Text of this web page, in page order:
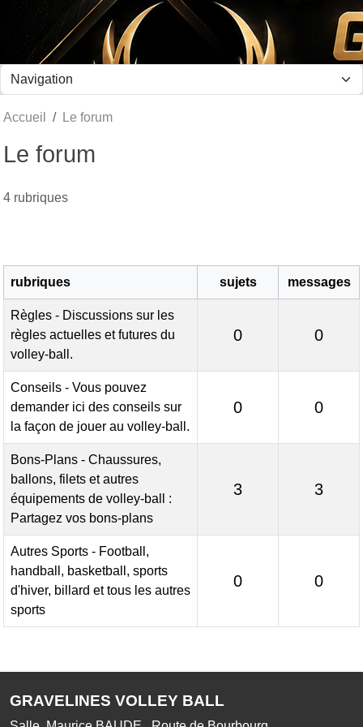
Accueil Le forum
Le forum
4 rubriques
rubriques sujets messages
Règles - Discussions sur les
règles actuelles et futures du
volley-ball.
0 0
Conseils - Vous pouvez
demander ici des conseils sur
la façon de jouer au volley-ball.
0 0
Bons-Plans - Chaussures,
ballons, filets et autres
équipements de volley-ball :
Partagez vos bons-plans
3 3
Autres Sports - Football,
handball, basketball, sports
d'hiver, billard et tous les autres
sports
0 0
GRAVELINES VOLLEY BALL
Panneau de gestion des cookies